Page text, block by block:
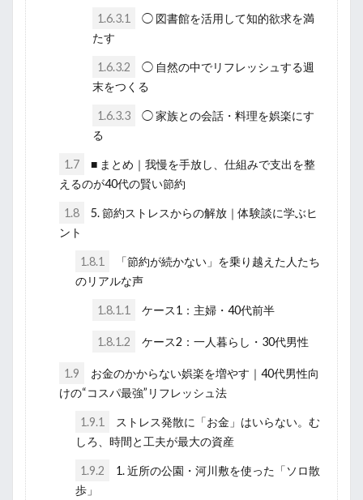
1.6.3.1
◯ 図書館を活用して知的欲求を満
たす
1.6.3.2
◯ 自然の中でリフレッシュする週
末をつくる
1.6.3.3
◯ 家族との会話・料理を娯楽にす
る
1.7
■ まとめ｜我慢を手放し、仕組みで支出を整
えるのが40代の賢い節約
1.8
5. 節約ストレスからの解放｜体験談に学ぶヒ
ント
1.8.1
「節約が続かない」を乗り越えた人たち
のリアルな声
1.8.1.1 ケース1：主婦・40代前半
1.8.1.2 ケース2：一人暮らし・30代男性
1.9
お金のかからない娯楽を増やす｜40代男性向
けの“コスパ最強”リフレッシュ法
1.9.1
ストレス発散に「お金」はいらない。む
しろ、時間と工夫が最大の資産
1.9.2
1. 近所の公園・河川敷を使った「ソロ散
歩」